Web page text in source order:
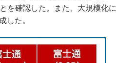
を確認した。また、大規模化に
した。